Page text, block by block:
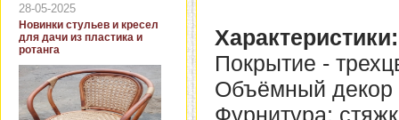
28-05-2025
Новинки стульев и кресел
для дачи из пластика и
ротанга
Характеристики:
Покрытие -
Объёмный
Фурнитура: